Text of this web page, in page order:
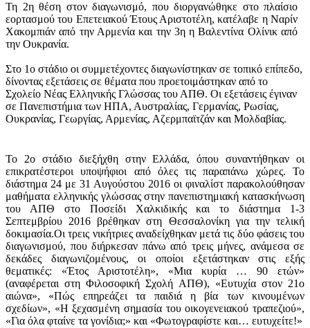
Τη 2η θέση στον διαγωνισμό, που διοργανώθηκε στο πλαίσιο
εορτασμού του Επετειακού Έτους Αριστοτέλη, κατέλαβε η Ναρίν
Χακομπιάν από την Αρμενία και την 3η η Βαλεντίνα Ολίνικ από
την Ουκρανία.
Στο 1ο στάδιο οι συμμετέχοντες διαγωνίστηκαν σε τοπικό επίπεδο,
δίνοντας εξετάσεις σε θέματα που προετοιμάστηκαν από το
Σχολείο Νέας Ελληνικής Γλώσσας του ΑΠΘ. Οι εξετάσεις έγιναν
σε Πανεπιστήμια των ΗΠΑ, Αυστραλίας, Γερμανίας, Ρωσίας,
Ουκρανίας, Γεωργίας, Αρμενίας, Αζερμπαϊτζάν και Μολδαβίας.
Το 2ο στάδιο διεξήχθη στην Ελλάδα, όπου συναντήθηκαν οι
επικρατέστεροι υποψήφιοι από όλες τις παραπάνω χώρες. Το
διάστημα 24 με 31 Αυγούστου 2016 οι φιναλίστ παρακολούθησαν
μαθήματα ελληνικής γλώσσας στην πανεπιστημιακή κατασκήνωση
του ΑΠΘ στο Ποσείδι Χαλκιδικής και το διάστημα 1-3
Σεπτεμβρίου 2016 βρέθηκαν στη Θεσσαλονίκη για την τελική
δοκιμασία.Οι τρεις νικήτριες αναδείχθηκαν μετά τις δύο φάσεις του
διαγωνισμού, που διήρκεσαν πάνω από τρεις μήνες, ανάμεσα σε
δεκάδες διαγωνιζομένους, οι οποίοι εξετάστηκαν στις εξής
θεματικές: «Έτος Αριστοτέλη», «Μια κυρία … 90 ετών»
(αναφέρεται στη Φιλοσοφική Σχολή ΑΠΘ), «Ευτυχία στον 21ο
αιώνα», «Πώς επηρεάζει τα παιδιά η βία των κινουμένων
σχεδίων», «Η ξεχασμένη σημασία του οικογενειακού τραπεζιού»,
«Για όλα φταίνε τα γονίδια;» και «Φωτογραφίστε και… ευτυχείτε!»